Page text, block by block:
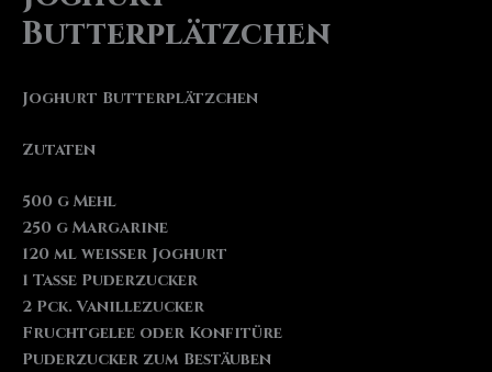
Butterplätzchen
Joghurt Butterplätzchen
Zutaten
500 g Mehl
250 g Margarine
120 ml weißer Joghurt
1 Tasse Puderzucker
2 Pck. Vanillezucker
Fruchtgelee oder Konfitüre
Puderzucker zum Bestäuben